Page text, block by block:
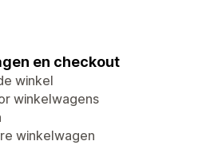
en checkout
winkel
winkelwagens
winkelwagen